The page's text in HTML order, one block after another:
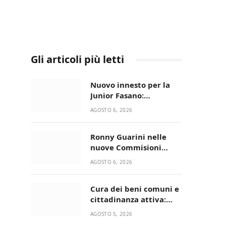
Gli articoli più letti
Nuovo innesto per la
Junior Fasano:
ingaggiato il
AGOSTO 6, 2026
Ronny Guarini nelle
nuove Commisioni
Acisport
AGOSTO 6, 2026
Cura dei beni comuni e
cittadinanza attiva:
online l’avviso per la
AGOSTO 5, 2026